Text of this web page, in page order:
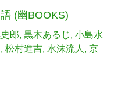
(幽BOOKS)
郎 黒木あるじ 小島水
松村進吉 水沫流人
京